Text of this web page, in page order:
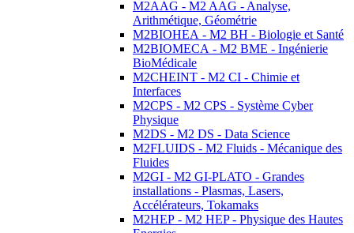
M2AAG - M2 AAG - Analyse,
Arithmétique, Géométrie
M2BIOHEA - M2 BH - Biologie et Santé
M2BIOMECA - M2 BME - Ingénierie
BioMédicale
M2CHEINT - M2 CI - Chimie et
Interfaces
M2CPS - M2 CPS - Système Cyber
Physique
M2DS - M2 DS - Data Science
M2FLUIDS - M2 Fluids - Mécanique des
Fluides
M2GI - M2 GI-PLATO - Grandes
installations - Plasmas, Lasers,
Accélérateurs, Tokamaks
M2HEP - M2 HEP - Physique des Hautes